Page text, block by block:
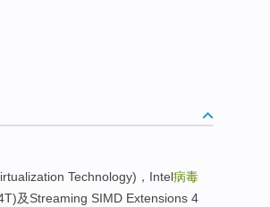
Technology)，Intel病毒
及Streaming SIMD Extensions 4